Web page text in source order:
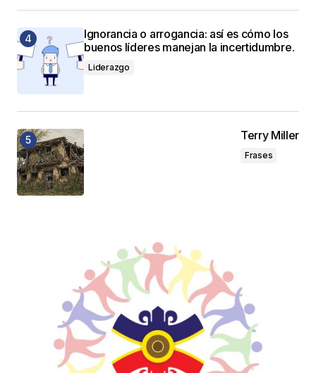
Ignorancia o arrogancia: así es cómo los
buenos líderes manejan la incertidumbre.
Liderazgo
Terry Miller
Frases